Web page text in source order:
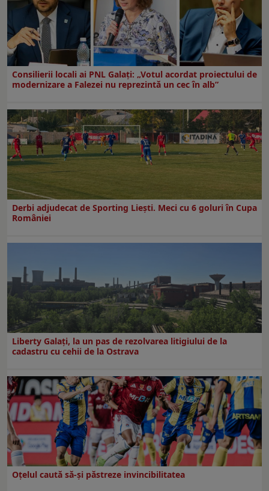
Consilierii locali ai PNL Galaţi: „Votul acordat proiectului de
modernizare a Falezei nu reprezintă un cec în alb”
Derbi adjudecat de Sporting Liești. Meci cu 6 goluri în Cupa
României
Liberty Galați, la un pas de rezolvarea litigiului de la
cadastru cu cehii de la Ostrava
Oțelul caută să-și păstreze invincibilitatea